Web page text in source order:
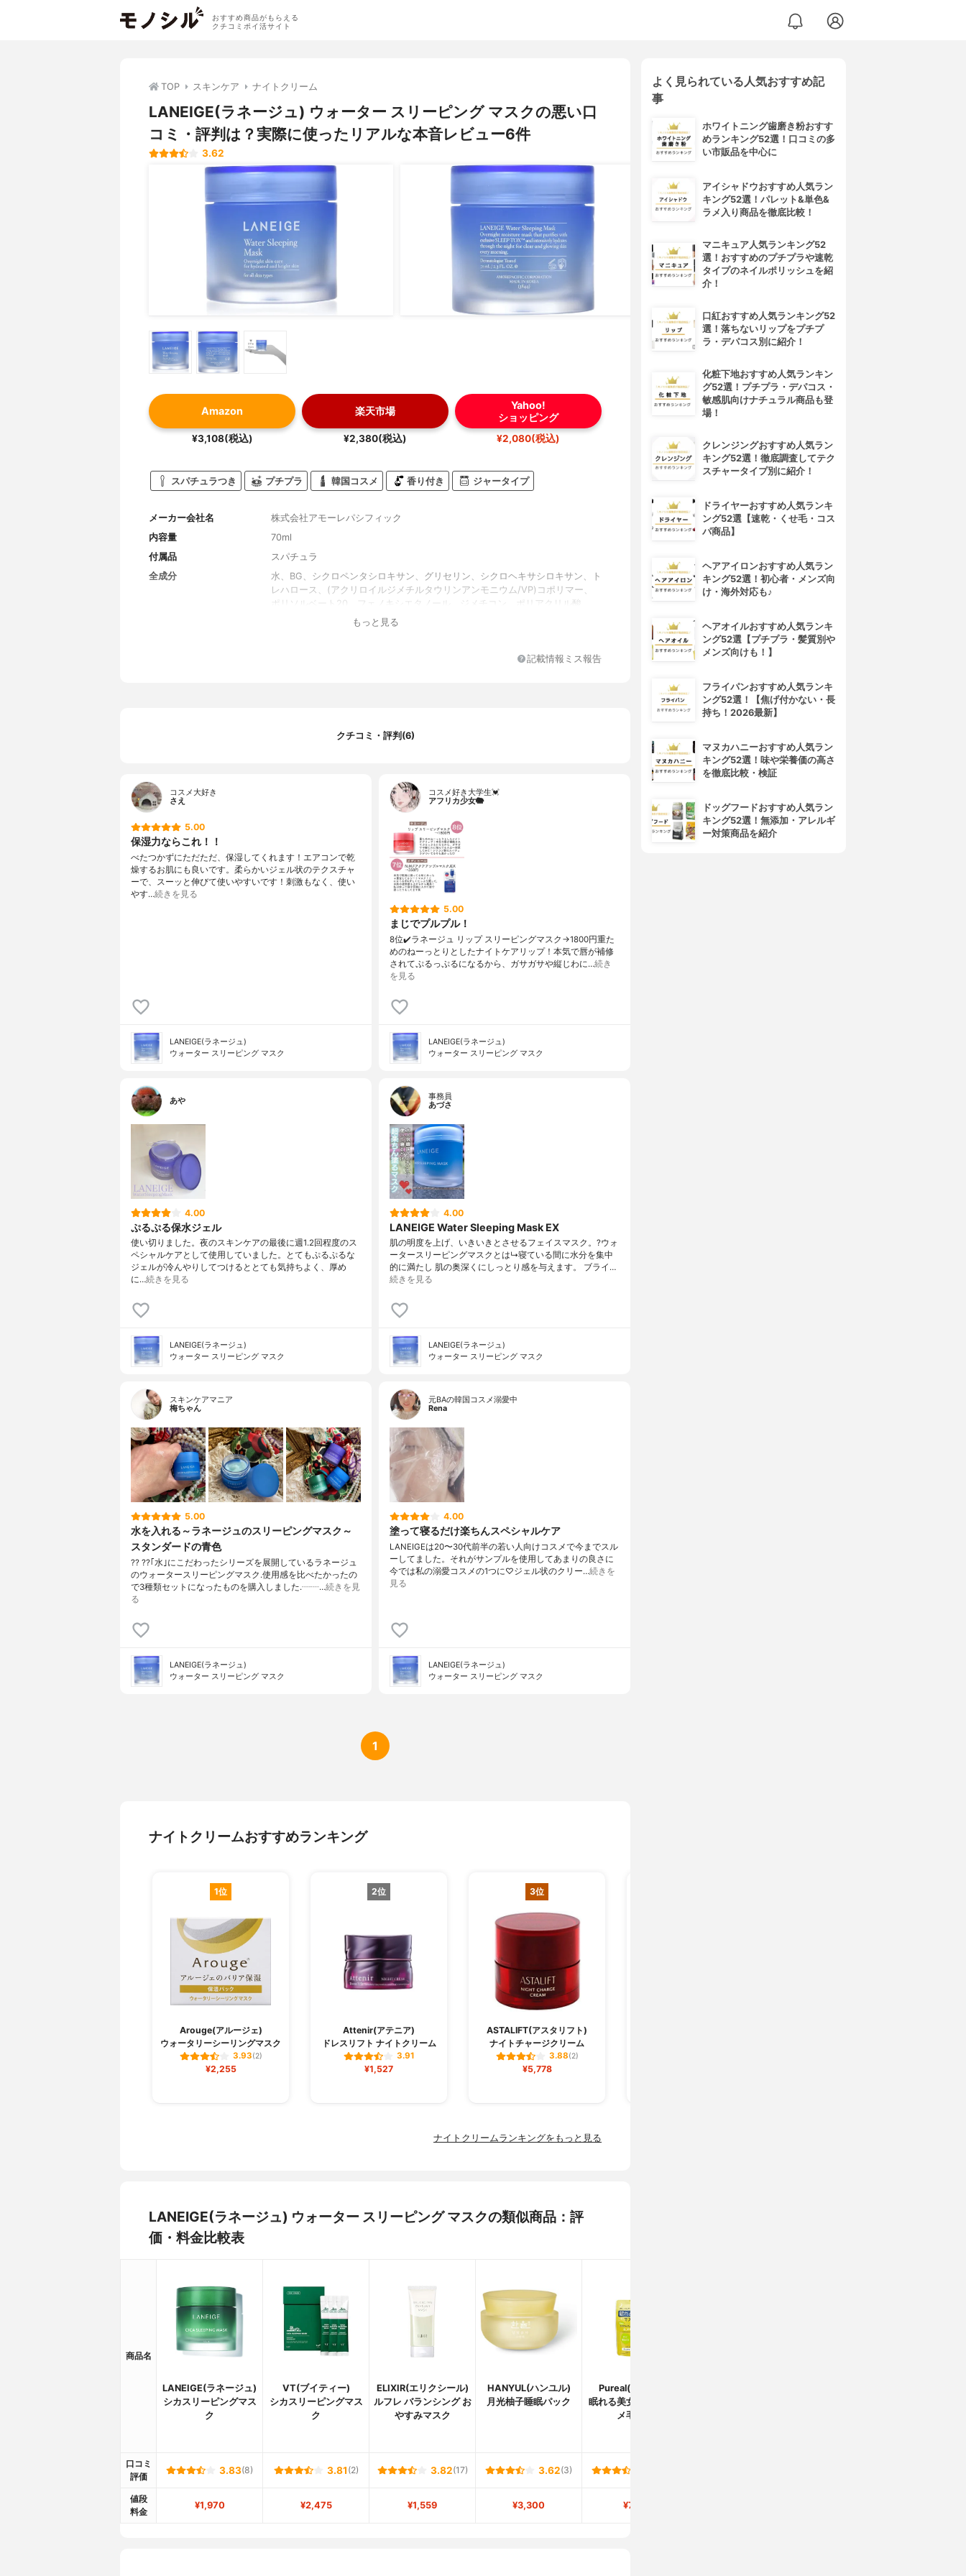
おすすめ商品がもらえる
クチコミポイ活サイト
TOP スキンケア ナイトクリーム
LANEIGE(ラネージュ) ウォーター スリーピング マスクの悪い口
コミ・評判は？実際に使ったリアルな本音レビュー6件
3.62
Amazon
¥3,108(税込)
楽天市場
¥2,380(税込)
Yahoo!
ショッピング
¥2,080(税込)
スパチュラつき プチプラ 韓国コスメ 香り付き ジャータイプ
メーカー会社名
株式会社アモーレパシフィック
内容量
70ml
付属品
スパチュラ
全成分
水、BG、シクロペンタシロキサン、グリセリン、シクロヘキサシロキサン、ト
レハロース、(アクリロイルジメチルタウリンアンモニウム/VP)コポリマー、
ポリソルベート20、フェノキシエタノール、ジメチコン、ポリアクリル酸、
(ジメチコン/ビニルジメチコン)クロスポリマー、プロパンジオール、ジメチコ
ル、EDTA-2Na、キノア種子エキス、アルギン酸K、硫酸Mg、塩化Ca、ヒドロ
もっと見る
記載情報ミス報告
クチコミ・評判(6)
コスメ大好き
さえ
5.00
保湿力ならこれ！！
べたつかずにただただ、保湿してくれます！エアコンで乾
燥するお肌にも良いです。柔らかいジェル状のテクスチャ
ーで、スーッと伸びて使いやすいです！刺激もなく、使い
やす…続きを見る
LANEIGE(ラネージュ)
ウォーター スリーピング マスク
コスメ好き大学生💓
アフリカ少女🐘
5.00
まじでプルプル！
8位✔️ラネージュ リップ スリーピングマスク→1800円重た
めのねーっとりとしたナイトケアリップ！本気で唇が補修
されてぷるっぷるになるから、ガサガサや縦じわに…続き
を見る
LANEIGE(ラネージュ)
ウォーター スリーピング マスク
あや
4.00
ぷるぷる保水ジェル
使い切りました。夜のスキンケアの最後に週1.2回程度のス
ペシャルケアとして使用していました。とてもぷるぷるな
ジェルが冷んやりしてつけるととても気持ちよく、厚め
に…続きを見る
LANEIGE(ラネージュ)
ウォーター スリーピング マスク
事務員
あづさ
4.00
LANEIGE Water Sleeping Mask EX
肌の明度を上げ、いきいきとさせるフェイスマスク。?ウォ
ータースリーピングマスクとは↳寝ている間に水分を集中
的に満たし 肌の奥深くにしっとり感を与えます。 ブライ…
続きを見る
LANEIGE(ラネージュ)
ウォーター スリーピング マスク
スキンケアマニア
梅ちゃん
5.00
水を入れる～ラネージュのスリーピングマスク～
スタンダードの青色
?? ??｢水｣にこだわったシリーズを展開しているラネージュ
のウォータースリーピングマスク.使用感を比べたかったの
で3種類セットになったものを購入しました.┈┈…続きを見
る
LANEIGE(ラネージュ)
ウォーター スリーピング マスク
元BAの韓国コスメ溺愛中
Rena
4.00
塗って寝るだけ楽ちんスペシャルケア
LANEIGEは20〜30代前半の若い人向けコスメで今までスル
ーしてました。それがサンプルを使用してあまりの良さに
今では私の溺愛コスメの1つに♡ジェル状のクリー…続きを
見る
LANEIGE(ラネージュ)
ウォーター スリーピング マスク
1
ナイトクリームおすすめランキング
1位
Arouge(アルージェ)
ウォータリーシーリングマスク
3.93(2)
¥2,255
2位
Attenir(アテニア)
ドレスリフト ナイトクリーム
3.91
¥1,527
3位
ASTALIFT(アスタリフト)
ナイトチャージクリーム
3.88(2)
¥5,778
ナイトクリームランキングをもっと見る
LANEIGE(ラネージュ) ウォーター スリーピング マスクの類似商品：評
価・料金比較表
商品名
LANEIGE(ラネージュ)
シカスリーピングマス
ク
VT(ブイティー)
シカスリーピングマス
ク
ELIXIR(エリクシール)
ルフレ バランシング お
やすみマスク
HANYUL(ハンユル)
月光柚子睡眠パック
Pureal(ピュレア)
眠れる美女マスク【キ
メ毛穴】
口コミ
評価
3.83(8) 3.81 (2) 3.82(17) 3.62(3)
値段
料金
¥1,970 ¥2,475 ¥1,559 ¥3,300 ¥700
よく見られている人気おすすめ記
事
ホワイトニング歯磨き粉おすす
めランキング52選！口コミの多
い市販品を中心に
アイシャドウおすすめ人気ラン
キング52選！パレット&単色&
ラメ入り商品を徹底比較！
マニキュア人気ランキング52
選！おすすめのプチプラや速乾
タイプのネイルポリッシュを紹
介！
口紅おすすめ人気ランキング52
選！落ちないリップをプチプ
ラ・デパコス別に紹介！
化粧下地おすすめ人気ランキン
グ52選！プチプラ・デパコス・
敏感肌向けナチュラル商品も登
場！
クレンジングおすすめ人気ラン
キング52選！徹底調査してテク
スチャータイプ別に紹介！
ドライヤーおすすめ人気ランキ
ング52選【速乾・くせ毛・コス
パ商品】
ヘアアイロンおすすめ人気ラン
キング52選！初心者・メンズ向
け・海外対応も♪
ヘアオイルおすすめ人気ランキ
ング52選【プチプラ・髪質別や
メンズ向けも！】
フライパンおすすめ人気ランキ
ング52選！【焦げ付かない・長
持ち！2026最新】
マヌカハニーおすすめ人気ラン
キング52選！味や栄養価の高さ
を徹底比較・検証
ドッグフードおすすめ人気ラン
キング52選！無添加・アレルギ
ー対策商品を紹介